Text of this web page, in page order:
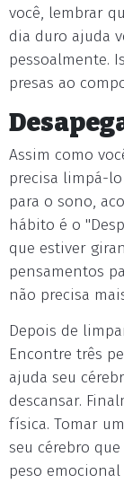
você, lembrar
dia duro ajuda
pessoalmente.
presas ao
Assim como
precisa limpá-lo
para o sono,
hábito é o
que estiver
pensamentos
não precisa
Depois de
Encontre três
ajuda seu
descansar.
física. Tomar
seu cérebro
peso